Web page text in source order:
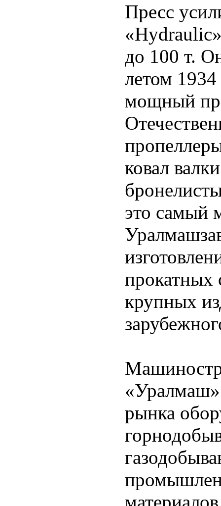
Пресс
до 100 т.
летом
мощный
ковал
это самый
прокатных
крупных
«Уралмаш»
рынка